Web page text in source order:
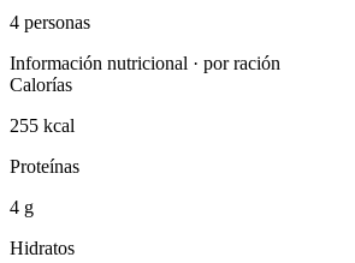
4 personas
Información nutricional · por ración
Calorías
255 kcal
Proteínas
4 g
Hidratos